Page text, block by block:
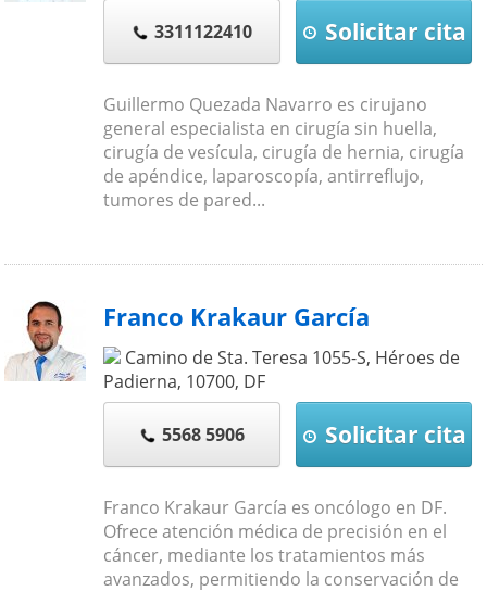
3311122410 Solicitar cita
Guillermo Quezada Navarro es cirujano
general especialista en cirugía sin huella,
cirugía de vesícula, cirugía de hernia, cirugía
de apéndice, laparoscopía, antirreflujo,
tumores de pared...
Franco Krakaur García
Camino de Sta. Teresa 1055-S, Héroes de
Padierna, 10700, DF
5568 5906 Solicitar cita
Franco Krakaur García es oncólogo en DF.
Ofrece atención médica de precisión en el
cáncer, mediante los tratamientos más
avanzados, permitiendo la conservación de